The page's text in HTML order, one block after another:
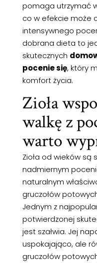
pomaga utrzymać
co w efekcie może
intensywnego
dobrana dieta to
skutecznych
pocenie się, który
komfort życia.
Zioła
walkę z
warto
Zioła od wieków
nadmiernym
naturalnym
gruczołów
Jednym z
potwierdzonej
jest szałwia. Jej
uspokajająco, ale
gruczołów